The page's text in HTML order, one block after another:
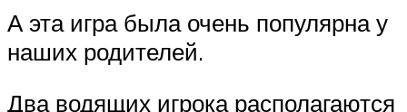
А эта игра была очень популярна у
наших родителей.
Два водящих игрока располагаются